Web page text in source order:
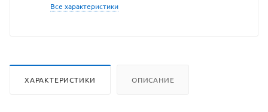
Все характеристики
ХАРАКТЕРИСТИКИ ОПИСАНИЕ